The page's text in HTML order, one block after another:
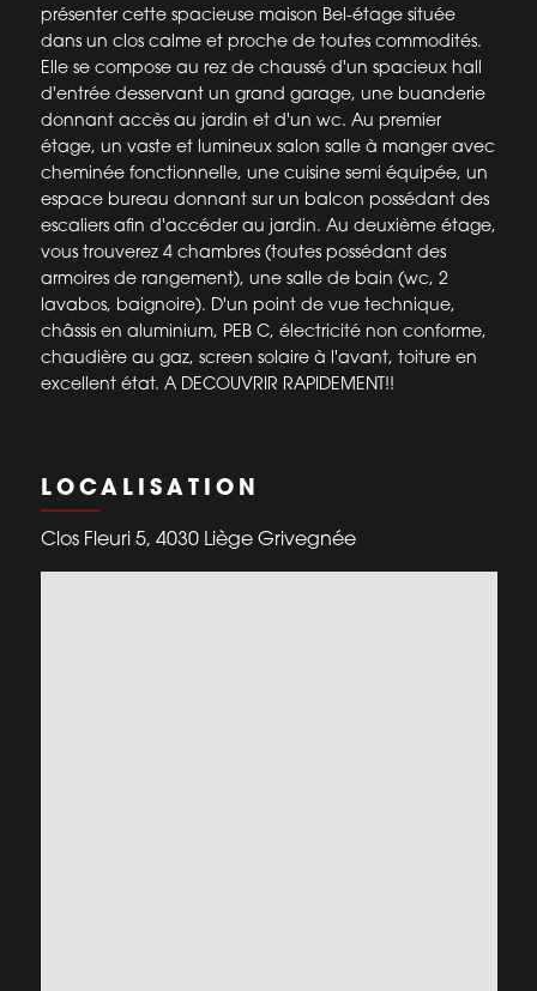
présenter cette spacieuse maison Bel-étage située
dans un clos calme et proche de toutes commodités.
Elle se compose au rez de chaussé d'un spacieux hall
d'entrée desservant un grand garage, une buanderie
donnant accès au jardin et d'un wc. Au premier
étage, un vaste et lumineux salon salle à manger avec
cheminée fonctionnelle, une cuisine semi équipée, un
espace bureau donnant sur un balcon possédant des
escaliers afin d'accéder au jardin. Au deuxième étage,
vous trouverez 4 chambres (toutes possédant des
armoires de rangement), une salle de bain (wc, 2
lavabos, baignoire). D'un point de vue technique,
châssis en aluminium, PEB C, électricité non conforme,
chaudière au gaz, screen solaire à l'avant, toiture en
excellent état. A DECOUVRIR RAPIDEMENT!!
LOCALISATION
Clos Fleuri 5, 4030 Liège Grivegnée